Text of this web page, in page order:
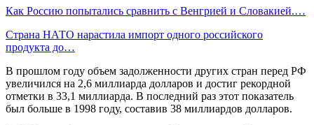
Как Россию попытались сравнить с Венгрией и Словакией.…
Страна НАТО нарастила импорт одного российского
продукта до…
В прошлом году объем задолженности других стран перед РФ
увеличился на 2,6 миллиарда долларов и достиг рекордной
отметки в 33,1 миллиарда. В последний раз этот показатель
был больше в 1998 году, составив 38 миллиардов долларов.